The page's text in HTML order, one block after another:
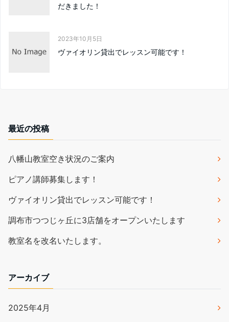
だきました！
2023年10月5日
ヴァイオリン貸出でレッスン可能です！
最近の投稿
八幡山教室空き状況のご案内
ピアノ講師募集します！
ヴァイオリン貸出でレッスン可能です！
調布市つつじヶ丘に3店舗をオープンいたします
教室名を改名いたします。
アーカイブ
2025年4月